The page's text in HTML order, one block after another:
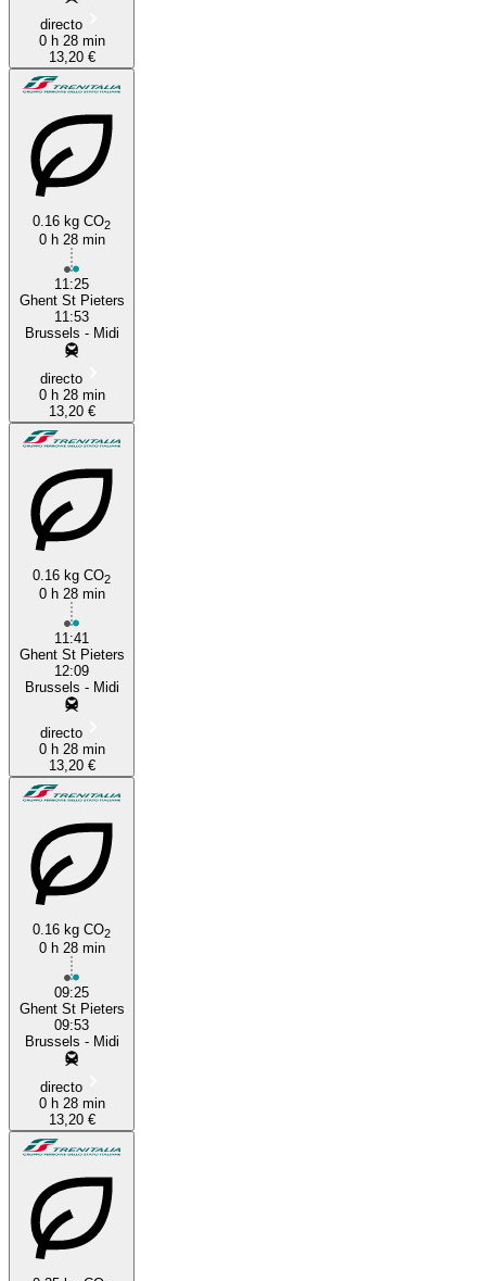
directo
0 h 28 min
13,20 €
0.16 kg CO2
0 h 28 min
11:25
Ghent St Pieters
11:53
Brussels - Midi
directo
0 h 28 min
13,20 €
0.16 kg CO2
0 h 28 min
11:41
Ghent St Pieters
12:09
Brussels - Midi
directo
0 h 28 min
13,20 €
0.16 kg CO2
0 h 28 min
09:25
Ghent St Pieters
09:53
Brussels - Midi
directo
0 h 28 min
13,20 €